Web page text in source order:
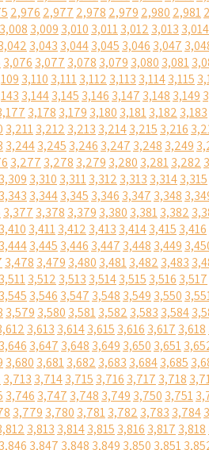
2,976 2,977 2,978 2,979 2,980 2,981
3,008 3,009 3,010 3,0113,012 3,013 3,014
3,043 3,0443,045 3,046 3,047
3,076 3,077 3,078 3,079 3,080 3,081
3,110 3,1113,112 3,113 3,1143,115
3,1443,145 3,146 3,147 3,148 3,149
3,178 3,179 3,180 3,1813,182 3,183
3,2113,212 3,213 3,2143,215 3,216
3,2443,245 3,246 3,247 3,248 3,249
3,277 3,278 3,279 3,280 3,2813,282
3,309 3,310 3,3113,312 3,313 3,3143,315
3,343 3,3443,345 3,346 3,347 3,348
3,377 3,378 3,379 3,380 3,3813,382
3,410 3,4113,412 3,413 3,4143,415 3,416
3,4443,445 3,446 3,447 3,448 3,449
3,478 3,479 3,480 3,4813,482 3,483
3,5113,512 3,513 3,5143,515 3,516 3,517
3,545 3,546 3,547 3,548 3,549 3,550
3,579 3,580 3,5813,582 3,583 3,584
3,613 3,6143,615 3,616 3,617 3,618
3,646 3,647 3,648 3,649 3,650 3,651
3,680 3,6813,682 3,683 3,6843,685
3,713 3,7143,715 3,716 3,717 3,718
3,746 3,747 3,748 3,749 3,750 3,751
3,779 3,780 3,7813,782 3,783 3,784
3,813 3,8143,815 3,816 3,817 3,818
3,846 3,847 3,848 3,849 3,850 3,851